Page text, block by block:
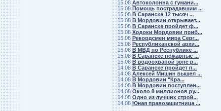
15.08 Автоколонна с гумани...
15.08 Помощь пострадавшим ...
15.08 В Саранске 12 тысяч ...
15.08 В Мордовии открывает...
15.08 В Саранске пройдет ф...
15.08 Ходоки Мордовии приб...
15.08 Рекордсмен мира Серг...
15.08 Республиканской архи...
15.08 В МВД по Республике ...
15.08 В Саранске пожарные ...
15.08 В водоохраной зоне р...
14.08 В Саранске пройдет п...
14.08 Алексей Мишин вышел ...
14.08 В Мордовии "Кра...
14.08 В Мордовии поступлен...
14.08 Около 8 миллионов ру...
14.08 Одно из лучших строй...
14.08 Юная правозащитница ...